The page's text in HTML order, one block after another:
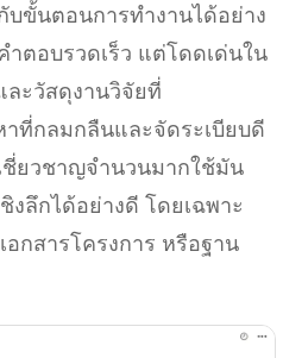
บขั้นตอนการทำงานได้อย่าง
ตอบรวดเร็ว แต่โดดเด่นใน
ละวัสดุงานวิจัยที่
าที่กลมกลืนและจัดระเบียบดี
ชี่ยวชาญจำนวนมากใช้มัน
งลึกได้อย่างดี โดยเฉพาะ
อกสารโครงการ หรือฐาน